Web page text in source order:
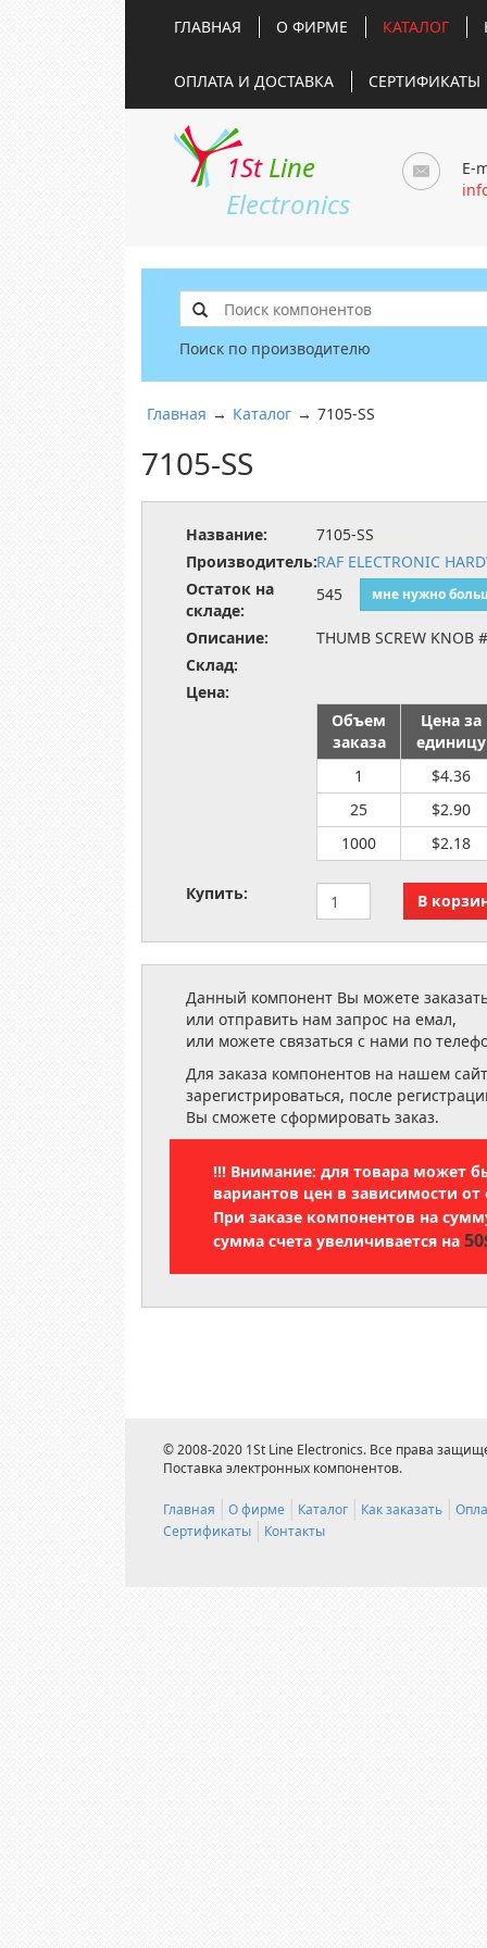
ГЛАВНАЯ О ФИРМЕ КАТАЛОГ
ОПЛАТА И ДОСТАВКА СЕРТИФИКАТЫ
1St Line
Electronics
E-
Поиск по производителю
Главная → Каталог → 7105-SS
7105-SS
Название:
7105-SS
Производитель:RAF ELECTRONIC
Остаток на
складе:
545 мне нужно
Описание:
THUMB SCREW KNOB
Склад:
Цена:
Объем
заказа
Цена за
единицу
1
$4.36
25
$2.90
1000
$2.18
Купить:
Данный компонент Вы можете
или отправить нам запрос на емал,
или можете связаться с нами по
Для заказа компонентов на нашем
зарегистрироваться, после
Вы сможете сформировать заказ.
!!! Внимание: для товара может
вариантов цен в зависимости от
При заказе компонентов на
сумма счета увеличивается на
© 2008-2020 1St Line Electronics. Все права
Поставка электронных компонентов.
Главная О фирме Каталог Как заказать
Сертификаты
Контакты